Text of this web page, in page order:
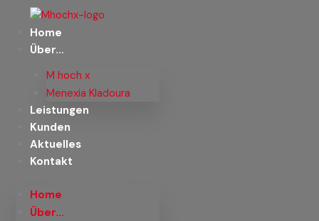
springen
Home
Über…
M hoch x
Menexia Kladoura
Leistungen
Kunden
Aktuelles
Kontakt
Home
Über…